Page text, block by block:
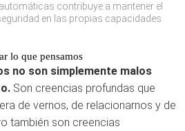
contribuye a mantener el
en las propias capacidades
lo que pensamos
no son simplemente malos
Son creencias profundas que
de vernos, de relacionarnos y de
también son creencias